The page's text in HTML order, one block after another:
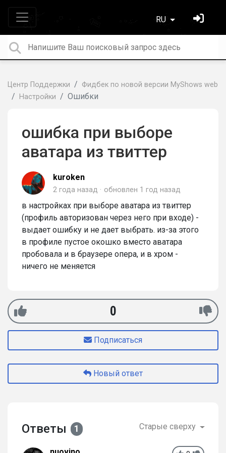
RU
Центр Поддержки
Фидбек по новой версии MyShows web
Настройки
Ошибки
ошибка при выборе
аватара из твиттер
kuroken
2 года назад обновлен 1 год назад
в настройках при выборе аватара из твиттер
(профиль авторизован через него при входе) -
выдает ошибку и не дает выбрать. из-за этого
в профиле пустое окошко вместо аватара
пробовала и в браузере опера, и в хром -
ничего не меняется
0
Подписаться
Новый ответ
Ответы 1 Старые сверху